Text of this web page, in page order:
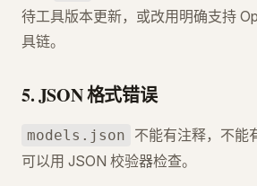
待工具版本更新，或改用明确支持
具链。
5. JSON 格式错误
models.json
不能有注释，不能
可以用 JSON 校验器检查。